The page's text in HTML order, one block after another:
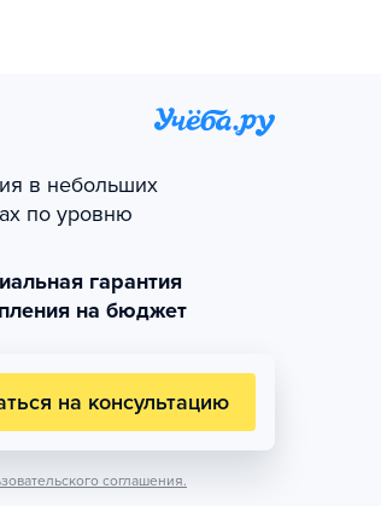
в небольших
по уровню
гарантия
на бюджет
на консультацию
соглашения.